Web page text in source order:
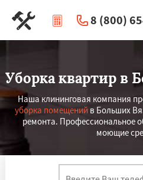
8 (800)
|
Уборка квартир в
Наша клининговая компания
уборка помещений в Больших
ремонта. Профессиональное
моющие